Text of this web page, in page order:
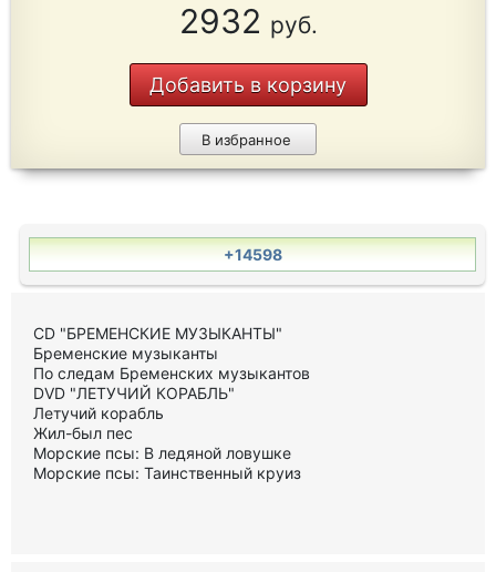
2932 руб.
Добавить в корзину
В избранное
+14598
CD "БРЕМЕНСКИЕ МУЗЫКАНТЫ"
Бременские музыканты
По следам Бременских музыкантов
DVD "ЛЕТУЧИЙ КОРАБЛЬ"
Летучий корабль
Жил-был пес
Морские псы: В ледяной ловушке
Морские псы: Таинственный круиз